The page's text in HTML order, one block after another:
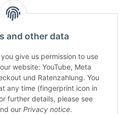
and other data
give us permission to use
website: YouTube, Meta
und Ratenzahlung. You
any time (fingerprint icon in
further details, please see
our Privacy notice.